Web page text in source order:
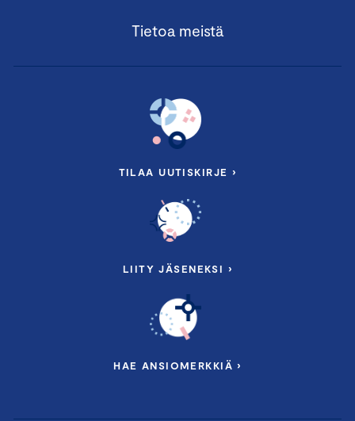
Tietoa meistä
TILAA UUTISKIRJE ›
LIITY JÄSENEKSI ›
HAE ANSIOMERKKIÄ ›